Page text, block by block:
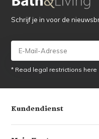
Schrijf je in voor de
* Read legal restrictions here
Kundendienst